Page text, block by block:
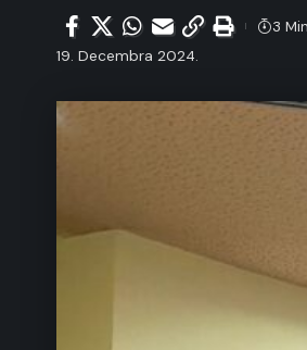
19. Decembra 2024.
3